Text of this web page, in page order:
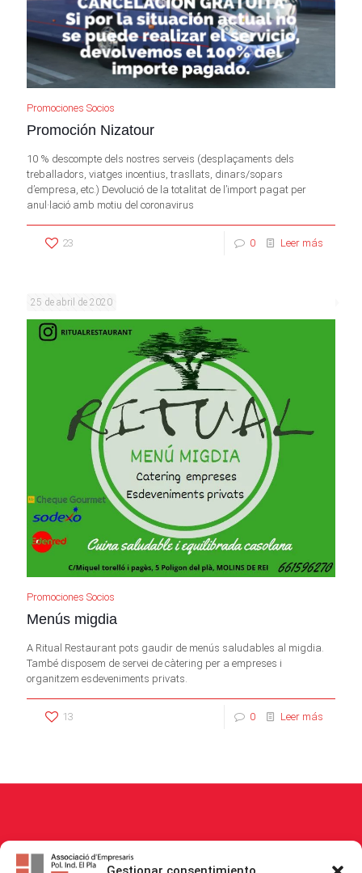
Promociones Socios
Promoción Nizatour
10 % descompte dels nostres serveis (desplaçaments dels
treballadors, viatges incentius, trasllats, dinars/sopars
d’empresa, etc.) Devolució de la totalitat de l’import pagat per
anul·lació amb motiu del coronavirus
23 0 Leer más
25 de abril de 2020
Promociones Socios
Menús migdia
A Ritual Restaurant pots gaudir de menús saludables al migdia.
També disposem de servei de càtering per a empreses i
organitzem esdeveniments privats.
13 0 Leer más
© 2026Associació Empresaris i Propietaris Polígon Industrial El Pla
Rights Reserved.